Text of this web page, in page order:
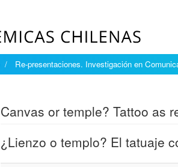
Re-presentaciones. Investigación en
Canvas or temple? Tattoo as
¿Lienzo o templo? El tatuaje